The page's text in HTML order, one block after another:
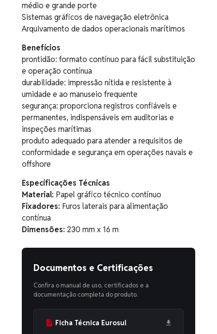
médio e grande porte
Sistemas gráficos de navegação eletrônica
Arquivamento de dados operacionais marítimos
Benefícios
prontidão: formato contínuo para fácil substituição
e operação contínua
durabilidade: impressão nítida e resistente à
umidade e ao manuseio frequente
segurança: proporciona registros confiáveis e
permanentes, indispensáveis em auditorias e
inspeções marítimas
produto adequado para atender a requisitos de
conformidade e segurança em operações navais e
offshore
Especificações Técnicas
Material: Papel gráfico técnico contínuo
Fixadores: Furos laterais para alimentação
contínua
Dimensões: 230 mm x 16 m
Documentos e Certificações
Confira o manual de uso, certificados e a
documentação completa do produto.
Ficha Técnica Eurosul